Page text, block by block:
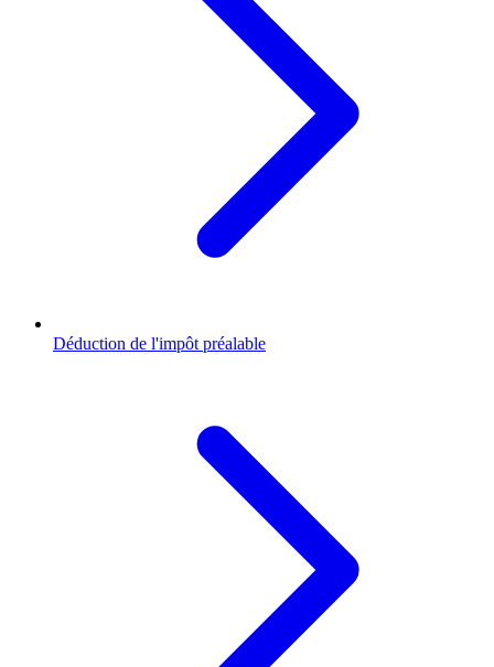
Déduction de l'impôt préalable